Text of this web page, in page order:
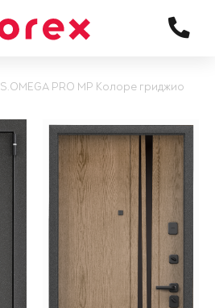
S.OMEGA PRO MP Колоре гриджио